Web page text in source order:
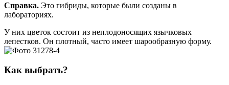
Справка. Это гибриды, которые были созданы в
лабораториях.
У них цветок состоит из неплодоносящих язычковых
лепестков. Он плотный, часто имеет шарообразную форму.
Как выбрать?